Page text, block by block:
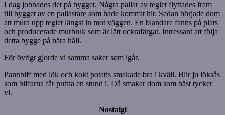
I dag jobbades det på bygget. Några pallar av teglet flyttades fram
till bygget av en pallastare som hade kommit hit. Sedan började dom
att mura upp teglet längst in mot väggen. En blandare fanns på plats
och producerade murbruk som är lätt ockrafärgat. Intressant att följa
detta bygge på nära håll.
För övrigt gjorde vi samma saker som igår.
Pannbiff med lök och kokt potatis smakade bra i kväll. Blir ju löksås
som biffarna får puttra en stund i. Då smakar dom som bäst tycker
vi.
Nostalgi